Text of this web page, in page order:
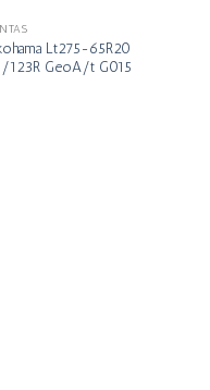
Lt275-65R20
123R GeoA/t G015